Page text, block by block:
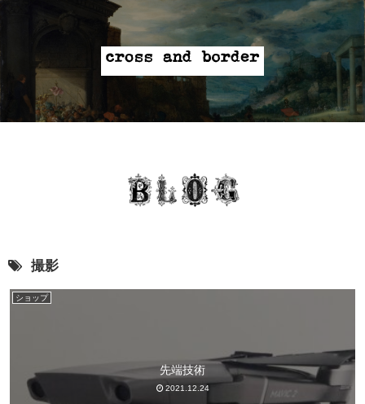
撮影
ショップ
先端技術
2021.12.24